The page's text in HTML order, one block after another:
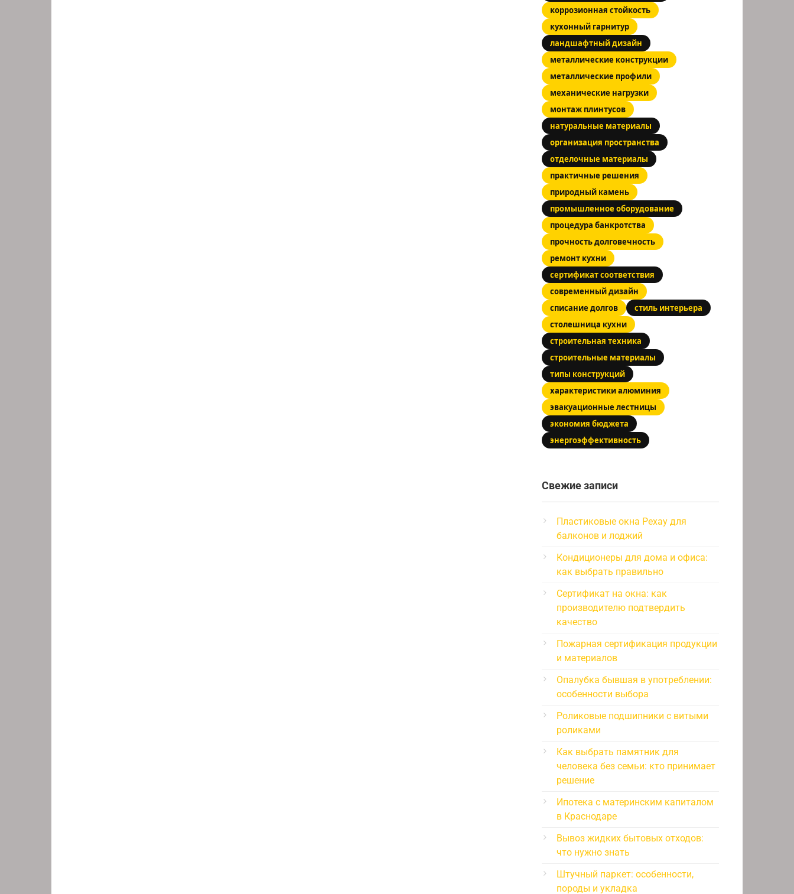
коррозионная стойкость
кухонный гарнитур
ландшафтный дизайн
металлические конструкции
металлические профили
механические нагрузки
монтаж плинтусов
натуральные материалы
организация пространства
отделочные материалы
практичные решения
природный камень
промышленное оборудование
процедура банкротства
прочность долговечность
ремонт кухни
сертификат соответствия
современный дизайн
списание долгов
стиль интерьера
столешница кухни
строительная техника
строительные материалы
типы конструкций
характеристики алюминия
эвакуационные лестницы
экономия бюджета
энергоэффективность
Свежие записи
Пластиковые окна Рехау для
балконов и лоджий
Кондиционеры для дома и офиса:
как выбрать правильно
Сертификат на окна: как
производителю подтвердить
качество
Пожарная сертификация продукции
и материалов
Опалубка бывшая в употреблении:
особенности выбора
Роликовые подшипники с витыми
роликами
Как выбрать памятник для
человека без семьи: кто принимает
решение
Ипотека с материнским капиталом
в Краснодаре
Вывоз жидких бытовых отходов:
что нужно знать
Штучный паркет: особенности,
породы и укладка